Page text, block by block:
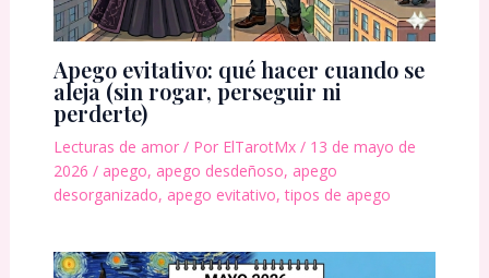
Apego evitativo: qué hacer cuando se
aleja (sin rogar, perseguir ni
perderte)
Lecturas de amor/ Por ElTarotMx / 13 de mayo de
2026 / apego, apego desdeñoso, apego
desorganizado, apego evitativo,tipos de apego